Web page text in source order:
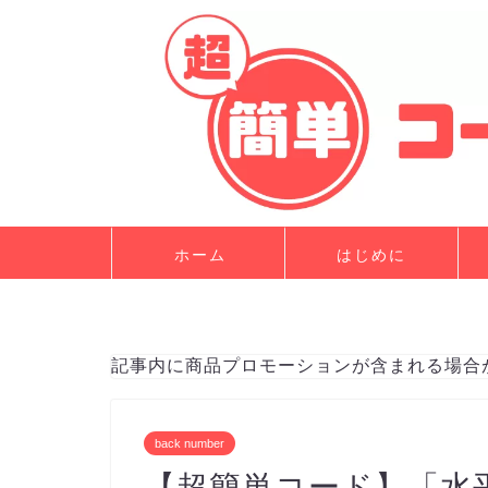
ホーム はじめに
記事内に商品プロモーションが含まれる場合
back number